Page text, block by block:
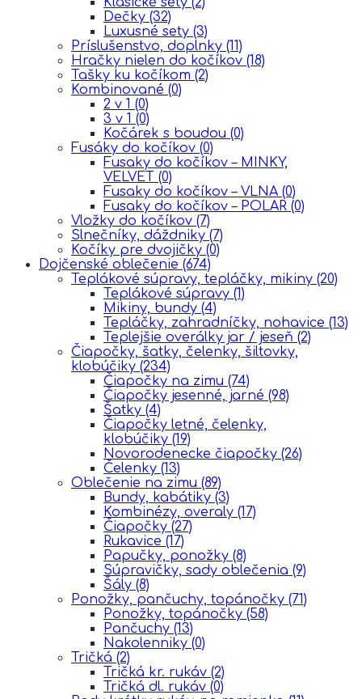
Dečky (32)
Luxusné sety (3)
Príslušenstvo, doplnky (11)
Hračky nielen do kočíkov (18)
Tašky ku kočíkom (2)
Kombinované (0)
2 v 1 (0)
3 v 1 (0)
Kočárek s boudou (0)
Fusáky do kočíkov (0)
Fusaky do kočíkov – MINKY,
VELVET (0)
Fusaky do kočíkov – VLNA (0)
Fusaky do kočíkov – POLAR (0)
Vložky do kočíkov (7)
Slnečníky, dáždniky (7)
Kočíky pre dvojičky (0)
Dojčenské oblečenie (674)
Teplákové súpravy, tepláčky, mikiny (20)
Teplákové súpravy (1)
Mikiny, bundy (4)
Tepláčky, zahradníčky, nohavice (13)
Teplejšie overálky jar / jeseň (2)
Čiapočky, šatky, čelenky, šiltovky,
klobúčiky (234)
Čiapočky na zimu (74)
Čiapočky jesenné, jarné (98)
Šatky (4)
Čiapočky letné, čelenky,
klobúčiky (19)
Novorodenecke čiapočky (26)
Čelenky (13)
Oblečenie na zimu (89)
Bundy, kabátiky (3)
Kombinézy, overaly (17)
Čiapočky (27)
Rukavice (17)
Papučky, ponožky (8)
Súpravičky, sady oblečenia (9)
Šály (8)
Ponožky, pančuchy, topánočky (71)
Ponožky, topánočky (58)
Pančuchy (13)
Nakolenniky (0)
Tričká (2)
Tričká kr. rukáv (2)
Tričká dl. rukáv (0)